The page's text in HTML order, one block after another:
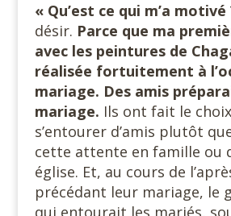
« Qu’est ce qui m’a motivé
désir. Parce que ma
avec les peintures de
réalisée fortuitement à
mariage. Des amis
mariage. Ils ont fait le
s’entourer d’amis plutôt
cette attente en famille ou
église. Et, au cours de
précédant leur mariage, le
qui entourait les mariés,